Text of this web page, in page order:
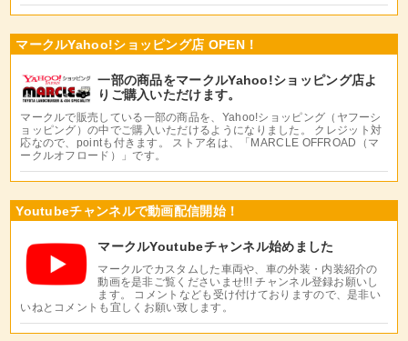
マークルYahoo!ショッピング店 OPEN！
一部の商品をマークルYahoo!ショッピング店よ
りご購入いただけます。
マークルで販売している一部の商品を、Yahoo!ショッピング（ヤフーシ
ョッピング）の中でご購入いただけるようになりました。 クレジット対
応なので、pointも付きます。 ストア名は、「MARCLE OFFROAD（マ
ークルオフロード）」です。
Youtubeチャンネルで動画配信開始！
マークルYoutubeチャンネル始めました
マークルでカスタムした車両や、車の外装・内装紹介の
動画を是非ご覧くださいませ!!! チャンネル登録お願いし
ます。 コメントなども受け付けておりますので、是非い
いねとコメントも宜しくお願い致します。